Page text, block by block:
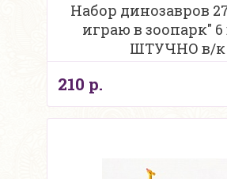
Набор динозавров
играю в зоопарк"
ШТУЧНО в/к
210 р.